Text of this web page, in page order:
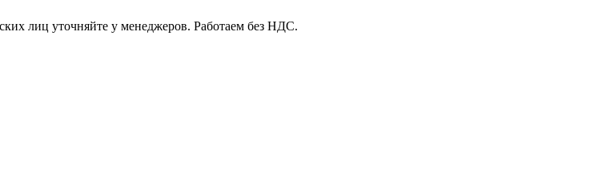
лиц уточняйте у менеджеров. Работаем без НДС.